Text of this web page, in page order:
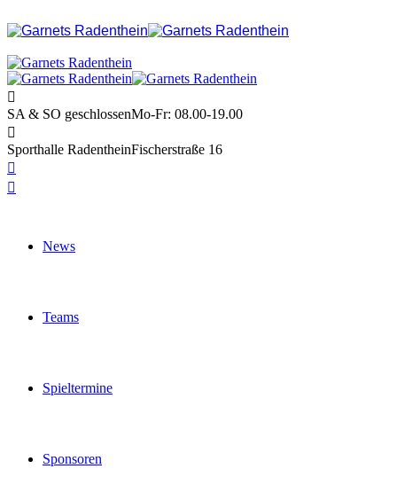
SA & SO geschlossenMo-Fr: 08.00-19.00
Sporthalle RadentheinFischerstraße 16
News
Teams
Spieltermine
Sponsoren